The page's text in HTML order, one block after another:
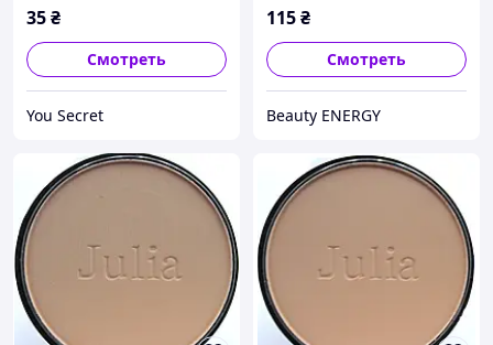
35₴
Смотреть
You Secret
115₴
Смотреть
Beauty ENERGY